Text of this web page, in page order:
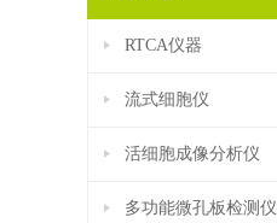
RTCA仪器
流式细胞仪
活细胞成像分析仪
多功能微孔板检测仪